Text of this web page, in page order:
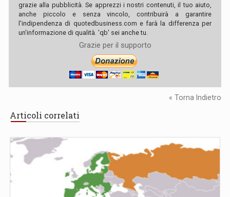
grazie alla pubblicità. Se apprezzi i nostri contenuti, il tuo aiuto,
anche piccolo e senza vincolo, contribuirà a garantire
l'indipendenza di quotedbusiness.com e farà la differenza per
un'informazione di qualità. 'qb' sei anche tu.
Grazie per il supporto
« Torna Indietro
Articoli correlati